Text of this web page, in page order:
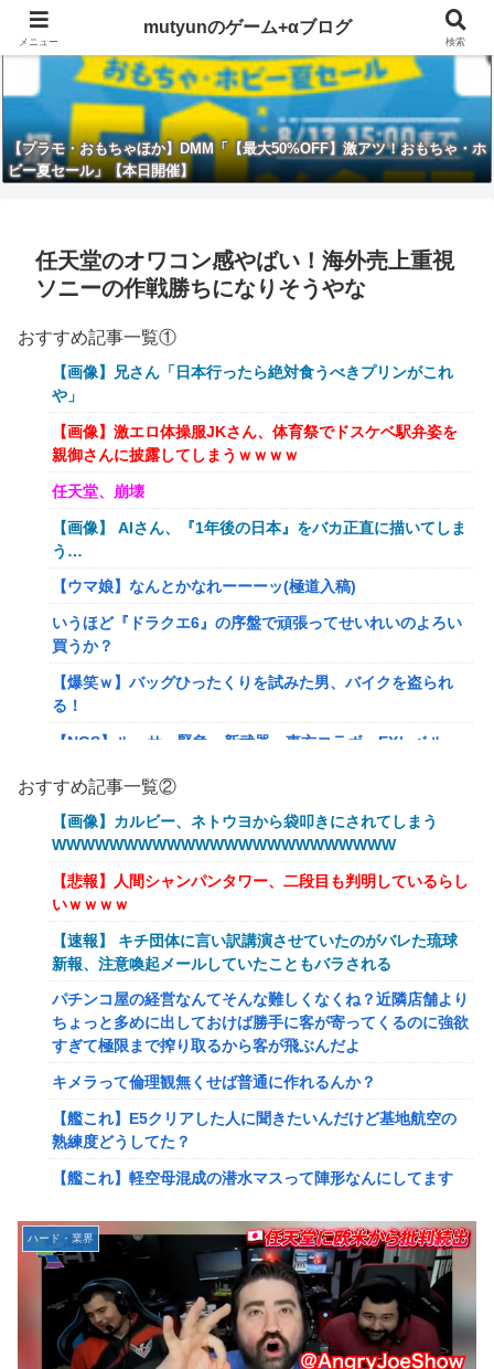
【プラモ・おもちゃほか】DMM「【最大50%OFF】激アツ！おもちゃ・ホ
ビー夏セール」【本日開催】
任天堂のオワコン感やばい！海外売上重視
ソニーの作戦勝ちになりそうやな
おすすめ記事一覧①
【画像】兄さん「日本行ったら絶対食うべきプリンがこれ
や」
【画像】激エロ体操服JKさん、体育祭でドスケベ駅弁姿を
親御さんに披露してしまうｗｗｗｗ
任天堂、崩壊
【画像】 AIさん、『1年後の日本』をバカ正直に描いてしま
う…
【ウマ娘】なんとかなれーーーッ(極道入稿)
いうほど『ドラクエ6』の序盤で頑張ってせいれいのよろい
買うか？
【爆笑ｗ】バッグひったくりを試みた男、バイクを盗られ
る！
【NGS】ルーサー緊急、新武器、東方コラボ、EXレベル
( •᷄ὤ•᷅ )
キメラって倫理観無くせば普通に作れるんか？
【艦これ】E5クリアした人に聞きたいんだけど基地航空の
熟練度どうしてた？
【艦これ】軽空母混成の潜水マスって陣形なんにしてます
の？？？
【艦これ】みんなもう終わってそうだから聞くんだけど E3-
2ってサブの穴が空いてないダイハツ駆逐並べて 高速＋とか
してるとアホほど時間かかる？
【驚愕】ユーチューバー「撮影で使うから、この高級時計も
車もぜ～んぶ経費でタダ！ｗ」←まさかコレ本気にしてる奴
なんておらんよな？よな？w w w w w w w w w w w
【速報】へずまりゅうさん、完全に聖人の顔へ←これw w w
w w w w w
【緊急】爆美女「すみません。砲弾3つ持ってきました」警
察「！？」自衛隊「！？」→結果w w w w w w w w
【動画】名古屋栄で不良外人が警察官を突き飛ばす。逮捕し
ろやｗｗｗ
【勇者王ガオガイガー】PLAMATEA「獅子王凱」プラモデ
おすすめ記事一覧②
【画像】カルビー、ネトウヨから袋叩きにされてしまう
WWWWWWWWWWWWWWWWWWWWWWWW
【悲報】人間シャンパンタワー、二段目も判明しているらし
いｗｗｗｗ
【速報】 キチ団体に言い訳講演させていたのがバレた琉球
新報、注意喚起メールしていたこともバラされる
パチンコ屋の経営なんてそんな難しくなくね？近隣店舗より
ちょっと多めに出しておけば勝手に客が寄ってくるのに強欲
すぎて極限まで搾り取るから客が飛ぶんだよ
キメラって倫理観無くせば普通に作れるんか？
【艦これ】E5クリアした人に聞きたいんだけど基地航空の
熟練度どうしてた？
【艦これ】軽空母混成の潜水マスって陣形なんにしてます
【画像】X女子「ガチでこういう彼氏欲しくて息できん」
2000万バズ
【動画】クレヨンしんちゃんの例の動画、バズリすぎてネッ
トミームと化すｗｗｗｗ
【速報】ジャンポケ斎藤、求刑7年で逝く。実刑確実か
ハード・業界
メニュー
mutyunのゲーム+αブログ
検索